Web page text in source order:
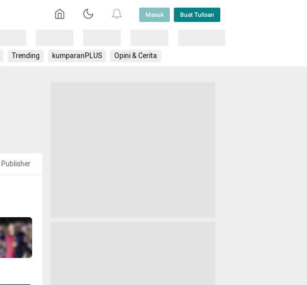
Masuk Buat Tulisan
Trending kumparanPLUS Opini & Cerita
Publisher